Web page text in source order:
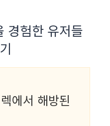
경험한 유저들
에서 해방된